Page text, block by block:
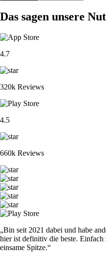
Das sagen unsere
4.7
320k Reviews
4.5
660k Reviews
„Bin seit 2021 dabei und habe
hier ist definitiv die beste.
einsame Spitze.“